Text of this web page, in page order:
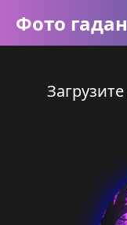
Фото